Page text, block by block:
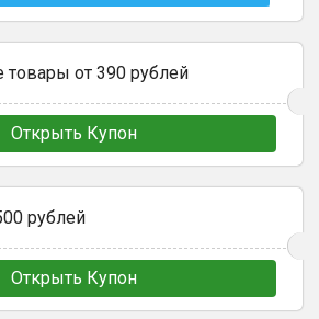
от 390 рублей
Открыть Купон
рублей
Открыть Купон